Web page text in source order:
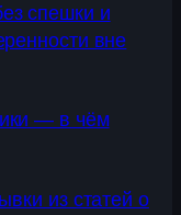
спешки и
вне
— в чём
из статей о